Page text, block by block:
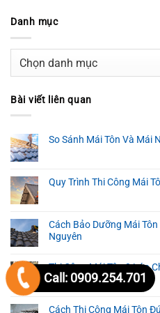
Danh mục
mục
Bài viết liên quan
So Sánh Mái Tôn Và Mái
Quy Trình Thi Công Mái
Cách Bảo Dưỡng Mái
Nguyên
Thi Công Mái Tôn 3 Lớp
Cách Thi Công Mái Tôn
Call: 0909.254.701